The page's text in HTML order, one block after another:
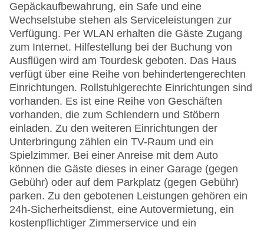
Gepäckaufbewahrung, ein Safe und eine
Wechselstube stehen als Serviceleistungen zur
Verfügung. Per WLAN erhalten die Gäste Zugang
zum Internet. Hilfestellung bei der Buchung von
Ausflügen wird am Tourdesk geboten. Das Haus
verfügt über eine Reihe von behindertengerechten
Einrichtungen. Rollstuhlgerechte Einrichtungen sind
vorhanden. Es ist eine Reihe von Geschäften
vorhanden, die zum Schlendern und Stöbern
einladen. Zu den weiteren Einrichtungen der
Unterbringung zählen ein TV-Raum und ein
Spielzimmer. Bei einer Anreise mit dem Auto
können die Gäste dieses in einer Garage (gegen
Gebühr) oder auf dem Parkplatz (gegen Gebühr)
parken. Zu den gebotenen Leistungen gehören ein
24h-Sicherheitsdienst, eine Autovermietung, ein
kostenpflichtiger Zimmerservice und ein